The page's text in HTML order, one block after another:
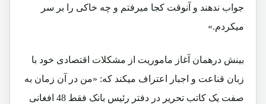
جواب ندهند و آنوقت کجا میرفتم و چه خاکی را بر سر
میکردم.»
بینش درهمان آغاز ماموریت از مشکلات اقتصادی خود با
زبان قناعت و اجبار اعتراف میکند که: «من در آن زمان به
صفت یک کاتب تحریر در دفتر رئیس بانک فقط 48 افغانی